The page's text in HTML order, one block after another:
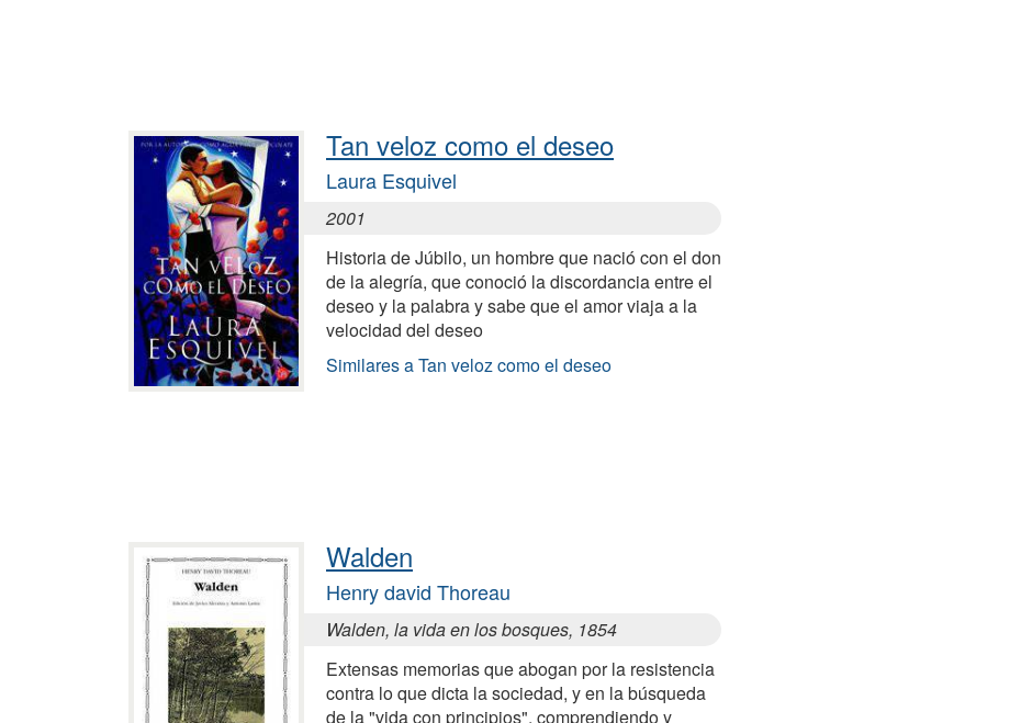
Tan veloz como el deseo
Laura Esquivel
2001
Historia de Júbilo, un hombre que nació con el don
de la alegría, que conoció la discordancia entre el
deseo y la palabra y sabe que el amor viaja a la
velocidad del deseo
Similares a Tan veloz como el deseo
Walden
Henry david Thoreau
Walden, la vida en los bosques, 1854
Extensas memorias que abogan por la resistencia
contra lo que dicta la sociedad, y en la búsqueda
de la "vida con principios", comprendiendo y